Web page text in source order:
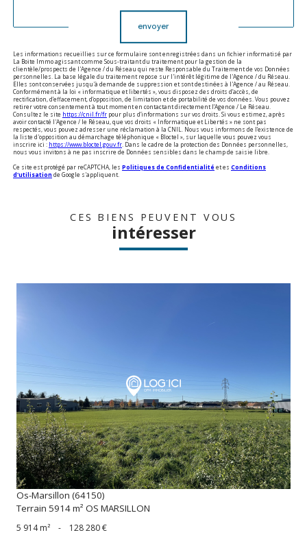
envoyer
Les informations recueillies sur ce formulaire sont enregistrées dans un fichier informatisé par
La Boite Immo agissant comme Sous-traitant du traitement pour la gestion de la
clientèle/prospects de l'Agence / du Réseau qui reste Responsable du Traitement de vos Données
personnelles. La base légale du traitement repose sur l'intérêt légitime de l'Agence / du Réseau.
Elles sont conservées jusqu'à demande de suppression et sont destinées à l'Agence / au Réseau.
Conformément à la loi « informatique et libertés », vous disposez des droits d’accès, de
rectification, d’effacement, d’opposition, de limitation et de portabilité de vos données. Vous pouvez
retirer votre consentement à tout moment en contactant directement l’Agence / Le Réseau.
Consultez le site https://cnil.fr/fr pour plus d’informations sur vos droits. Si vous estimez, après
avoir contacté l'Agence / le Réseau, que vos droits « Informatique et Libertés » ne sont pas
respectés, vous pouvez adresser une réclamation à la CNIL. Nous vous informons de l’existence de
la liste d'opposition au démarchage téléphonique « Bloctel », sur laquelle vous pouvez vous
inscrire ici : https://www.bloctel.gouv.fr . Dans le cadre de la protection des Données personnelles,
nous vous invitons à ne pas inscrire de Données sensibles dans le champ de saisie libre.
Ce site est protégé par reCAPTCHA, les Politiques de Confidentialité et es Conditions
d'utilisation de Google s'appliquent.
CES BIENS PEUVENT VOUS
intéresser
voir le bien
Os-Marsillon (64150)
Terrain 5914 m² OS MARSILLON
5 914 m² - 128 280 €